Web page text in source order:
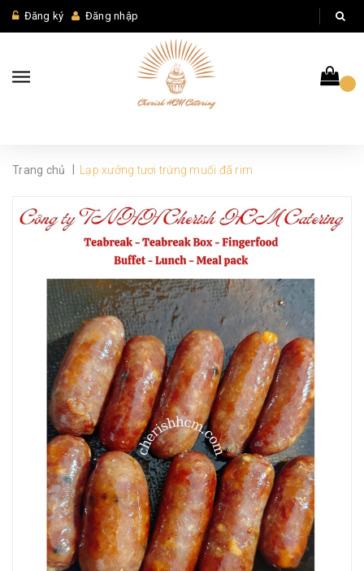
Đăng ký Đăng nhập
Trang chủ Lạp xưởng tươi trứng muối đã rim